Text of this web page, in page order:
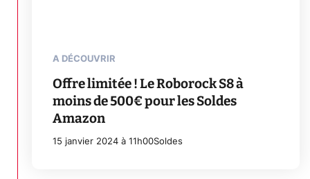
A DÉCOUVRIR
Offre limitée ! Le Roborock S8 à
moins de 500€ pour les Soldes
Amazon
15 janvier 2024 à 11h00Soldes